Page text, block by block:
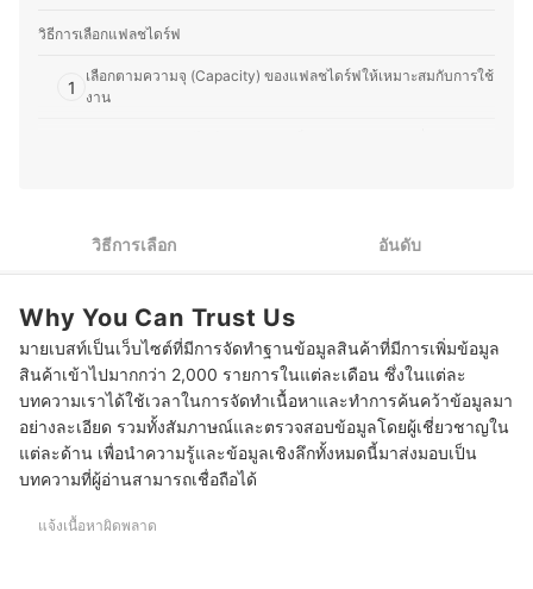
งานจริง จากนั้นจึงถ่ายทอดข้อมูลออกมาเป็นบทความวิธีการ
เสีย และช่วยให้ผู้อ่านเลือกอุปกรณ์ที่เหมาะกับตัวเองได้ง่ายขึ้น
วิธีการเลือกแฟลชไดร์ฟ
1
เลือกตามความจุ (Capacity) ของแฟลชไดร์ฟให้เหมาะสมกับการใช้
งาน
เลือกวัสดุที่มีความทนทาน เพื่อป้องกันหัวพอร์ตเกิดความเสียหาย
10 แฟลชไดร์ฟ ยี่ห้อไหนดี Flash Drive ความจุสูง
แฟลชไดร์ฟมีอายุการใช้งานนานแค่ไหน
แฟลชไดร์ฟ เปิดไม่ได้ แก้ไขอย่างไร
วิธีการเลือก อันดับ
Why You Can Trust Us
มายเบสท์เป็นเว็บไซต์ที่มีการจัดทำฐานข้อมูลสินค้าที่มีการเพิ่มข้อมูล
สินค้าเข้าไปมากกว่า 2,000 รายการในแต่ละเดือน ซึ่งในแต่ละ
บทความเราได้ใช้เวลาในการจัดทำเนื้อหาและทำการค้นคว้าข้อมูลมา
อย่างละเอียด รวมทั้งสัมภาษณ์และตรวจสอบข้อมูลโดยผู้เชี่ยวชาญใน
แต่ละด้าน เพื่อนำความรู้และข้อมูลเชิงลึกทั้งหมดนี้มาส่งมอบเป็น
บทความที่ผู้อ่านสามารถเชื่อถือได้
แจ้งเนื้อหาผิดพลาด